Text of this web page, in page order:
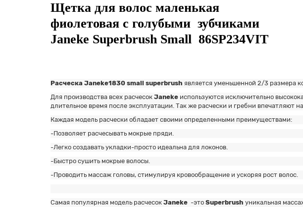
Щетка для волос маленькая
фиолетовая с голубыми зубчиками
Janeke Superbrush Small 86SP234VIT
Расческа Janeke1830 small superbrush является уменьшенной 2/3 размера
Для производства всех расчесок Janeke используются исключительно
длительное время после экcплуатации. Так же расчески и гребни впечатляют
Каждая модель расчески обладает своими определенными преимуществами:
-Позволяет расчесывать мокрые пряди.
-Легко создавать укладки-просто идеальна для локонов.
-Быстро сушить мокрые волосы.
-Проводить массаж головы, стимулируя кровообращение и ускоряя рост волос.
Самая популярная модель расчесок Janeke -это Superbrush уникальная